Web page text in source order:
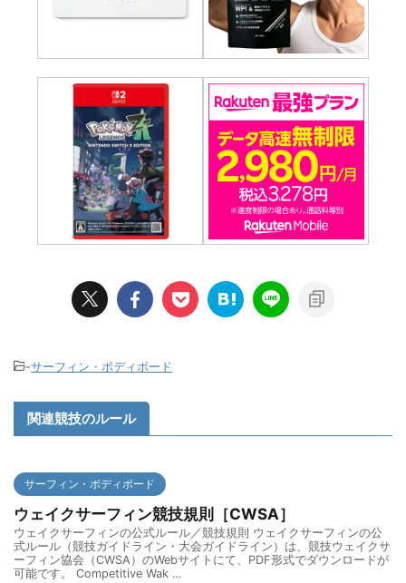
-サーフィン・ボディボード
関連競技のルール
サーフィン・ボディボード
ウェイクサーフィン競技規則［CWSA］
ウェイクサーフィンの公式ルール／競技規則 ウェイクサーフィンの公
式ルール（競技ガイドライン・大会ガイドライン）は、競技ウェイクサ
ーフィン協会（CWSA）のWebサイトにて、PDF形式でダウンロードが
可能です。 Competitive Wak …